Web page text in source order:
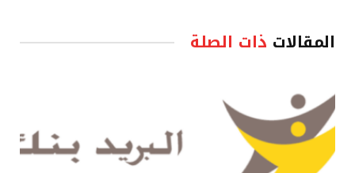
المقالات ذات الصلة